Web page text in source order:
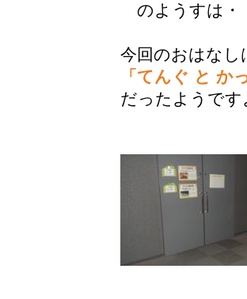
のようすは・
今回のおはなし
「てんぐ と か
だったようです